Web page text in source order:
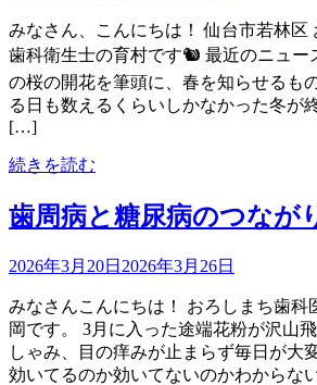
みなさん、こんにちは！ 仙台市若林区
歯科衛生士の育村です🐿 最近のニュー
の桜の開花を筆頭に、春を知らせるも
る日も数えるくらいしかなかった冬が
[…]
続きを読む
歯周病と糖尿病のつなが
2026年3月20日 2026年3月26日
みなさんこんにちは！ おろしまち歯科
岡です。 3月に入った途端花粉が沢山
しゃみ、目の痒みが止まらず毎日が大
効いてるのか効いてないのかわからな